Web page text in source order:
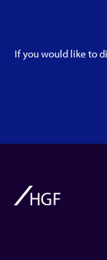
If you would like to